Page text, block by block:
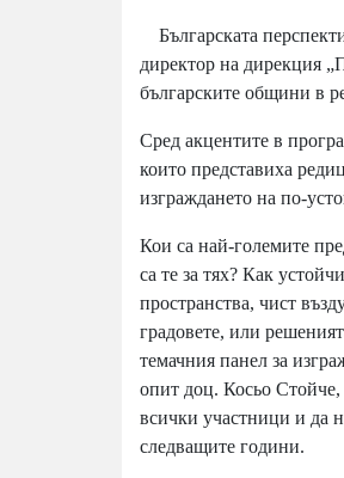
Българската
директор на дирекция
българските общини в
Сред акцентите в
които представиха
изграждането на по-
Кои са най-големите
са те за тях? Как
пространства, чист
градовете, или
темачния панел за
опит доц. Косьо
всички участници и да
следващите години.